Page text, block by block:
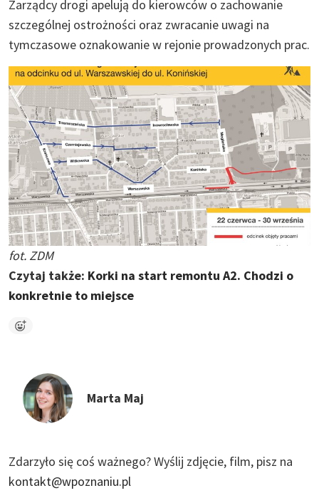
Zarządcy drogi apelują do kierowców o zachowanie
szczególnej ostrożności oraz zwracanie uwagi na
tymczasowe oznakowanie w rejonie prowadzonych prac.
fot. ZDM
Czytaj także: Korki na start remontu A2. Chodzi o
konkretnie to miejsce
Marta Maj
Zdarzyło się coś ważnego?Wyślij zdjęcie, film, pisz na
kontakt@wpoznaniu.pl